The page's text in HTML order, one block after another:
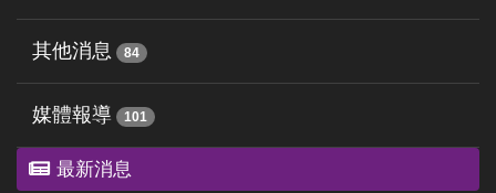
其他消息 84
媒體報導 101
最新消息